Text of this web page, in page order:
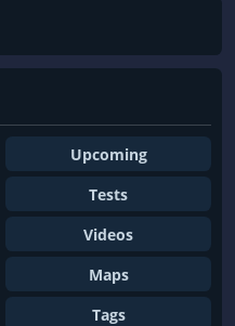
Upcoming
Tests
Videos
Maps
Tags